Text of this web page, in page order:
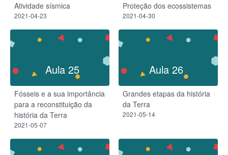
Atividade sísmica
2021-04-23
Proteção dos ecossistemas
2021-04-30
Aula 25
Fósseis e a sua importância
para a reconstituição da
história da Terra
2021-05-07
Aula 26
Grandes etapas da história
da Terra
2021-05-14